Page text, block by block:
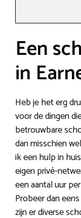
Een
in
Heb je het erg
voor de dingen
betrouwbare
dan misschien
ik een hulp in
eigen privé-
een aantal uur
Probeer dan
zijn er diverse